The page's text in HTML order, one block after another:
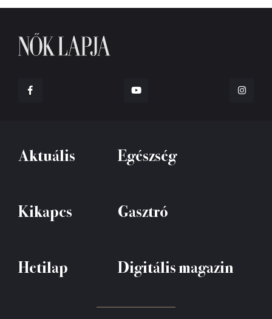
Aktuális Egészség
Kikapcs Gasztró
Hetilap Digitális magazin